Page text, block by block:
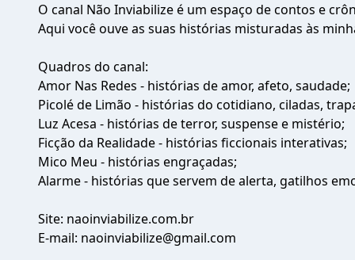
O canal Não Inviabilize é um espaço de contos e
Aqui você ouve as suas histórias misturadas às
Quadros do canal:
Amor Nas Redes - histórias de amor, afeto, saudade;
Picolé de Limão - histórias do cotidiano, ciladas,
Luz Acesa - histórias de terror, suspense e mistério;
Ficção da Realidade - histórias ficcionais interativas;
Mico Meu - histórias engraçadas;
Alarme - histórias que servem de alerta, gatilhos
Site: naoinviabilize.com.br
E-mail: naoinviabilize@gmail.com